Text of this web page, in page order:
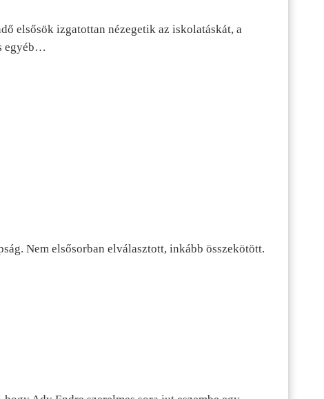
elsősök izgatottan nézegetik az iskolatáskát, a
egyéb…
Nem elsősorban elválasztott, inkább összekötött.